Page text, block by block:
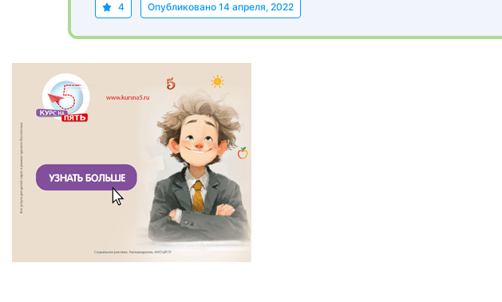
4 Опубликовано 14 апреля, 2022